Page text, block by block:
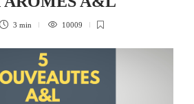
3 min 10009